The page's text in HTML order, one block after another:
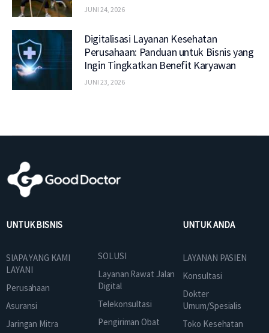
JUNI 24, 2026
Digitalisasi Layanan Kesehatan
Perusahaan: Panduan untuk Bisnis yang
Ingin Tingkatkan Benefit Karyawan
JUNI 23, 2026
UNTUK BISNIS
SIAPA YANG KAMI
LAYANI
Perusahaan
Asuransi
Jaringan Mitra
SOLUSI
Layanan Rawat Jalan
Digital
Telekonsultasi
Pengiriman Obat
UNTUK ANDA
LAYANAN PASIEN
Konsultasi
Dokter
Umum/Spesialis
Toko Kesehatan